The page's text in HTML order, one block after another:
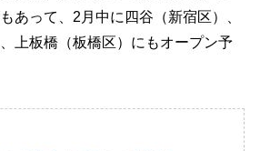
あって、2月中に四谷（新宿区）、
上板橋（板橋区）にもオープン予